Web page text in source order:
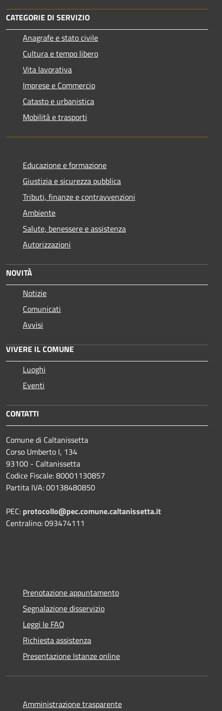
CATEGORIE DI SERVIZIO
Anagrafe e stato civile
Cultura e tempo libero
Vita lavorativa
Imprese e Commercio
Catasto e urbanistica
Mobilità e trasporti
Educazione e formazione
Giustizia e sicurezza pubblica
Tributi, finanze e contravvenzioni
Ambiente
Salute, benessere e assistenza
Autorizzazioni
NOVITÀ
Notizie
Comunicati
Avvisi
VIVERE IL COMUNE
Luoghi
Eventi
CONTATTI
Comune di Caltanissetta
Corso Umberto I, 134
93100 - Caltanissetta
Codice Fiscale: 80001130857
Partita IVA: 00138480850
PEC: protocollo@pec.comune.caltanissetta.it
Centralino: 093474111
Prenotazione appuntamento
Segnalazione disservizio
Leggi le FAQ
Richiesta assistenza
Presentazione Istanze online
Amministrazione trasparente